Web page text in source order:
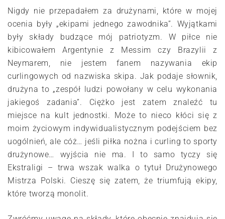
Nigdy nie przepadałem za drużynami, które w mojej
ocenia były „ekipami jednego zawodnika”. Wyjątkami
były składy budzące mój patriotyzm. W piłce nie
kibicowałem Argentynie z Messim czy Brazylii z
Neymarem, nie jestem fanem nazywania ekip
curlingowych od nazwiska skipa. Jak podaje słownik,
drużyna to „zespół ludzi powołany w celu wykonania
jakiegoś zadania”. Ciężko jest zatem znaleźć tu
miejsce na kult jednostki. Może to nieco kłóci się z
moim życiowym indywidualistycznym podejściem bez
uogólnień, ale cóż… jeśli piłka nożna i curling to sporty
drużynowe… wyjścia nie ma. I to samo tyczy się
Ekstraligi – trwa wszak walka o tytuł Drużynowego
Mistrza Polski. Cieszę się zatem, że triumfują ekipy,
które tworzą monolit.